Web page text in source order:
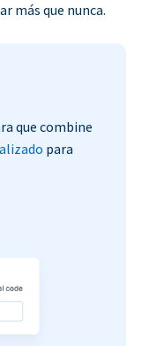
más que nunca.
que combine
para